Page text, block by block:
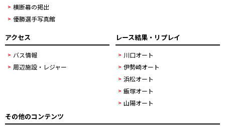
横断幕の掲出
優勝選手写真館
アクセス
バス情報
周辺施設・レジャー
レース結果・リプレイ
川口オート
伊勢崎オート
浜松オート
飯塚オート
山陽オート
その他のコンテンツ